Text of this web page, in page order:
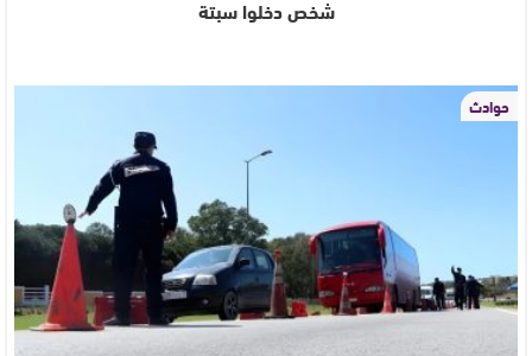
شخص دخلوا سبتة
حوادث